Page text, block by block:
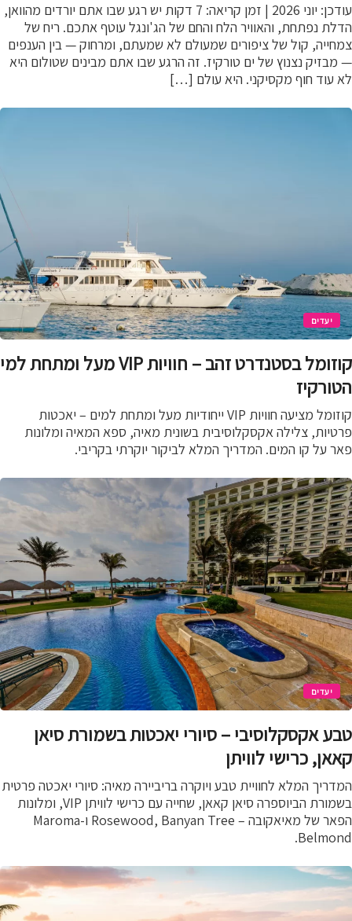
עודכן: יוני 2026 | זמן קריאה: 7 דקות יש רגע שבו אתם יורדים מהוואן,
נפתחת, והאוויר הלח והחם של הג'ונגל עוטף אתכם. ריח של
קול של ציפורים שמעולם לא שמעתם, ומרחוק — בין הענפים
נצנוץ של ים טורקיז. זה הרגע שבו אתם מבינים שטולום היא
עוד חוף מקסיקני. היא עולם […]
יעדים
קוזומל בסטנדרט זהב – חוויות VIP מעל ומתחת למי
קוזומל מציעה חוויות VIP ייחודיות מעל ומתחת למים – יאכטות
צלילה אקסקלוסיבית בשונית מאיה, ספא המאיה ומלונות
על קו המים. המדריך המלא לביקור יוקרתי בקריבי.
יעדים
אקסקלוסיבי – סיורי יאכטות בשמורת סיאן
כרישי לוויתן
המלא לחוויית טבע ויוקרה בריביירה מאיה: סיורי יאכטה פרטית
בשמורת הביוספרה סיאן קאאן, שחייה עם כרישי לוויתן VIP, ומלונות
הפאר של מאיאקובה – Rosewood, Banyan Tree ו-Maroma